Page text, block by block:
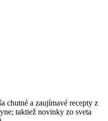
chutné a zaujímavé recepty z
taktiež novinky zo sveta